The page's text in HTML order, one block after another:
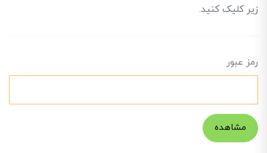
زیر کلیک کنید.
رمز عبور
مشاهده